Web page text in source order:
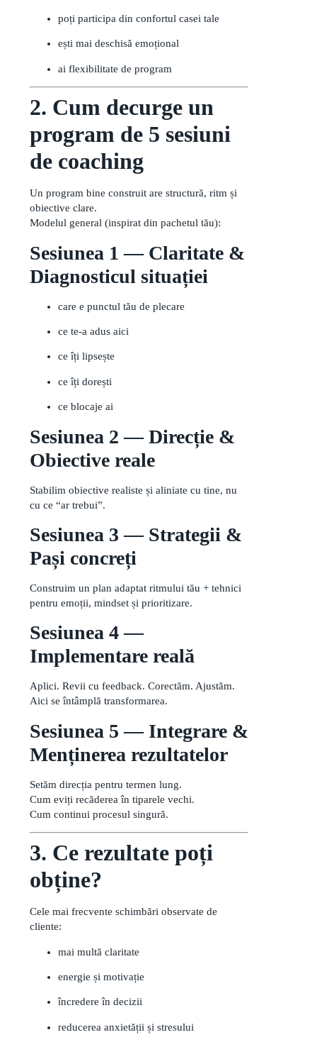
poți participa din confortul casei tale
ești mai deschisă emoțional
ai flexibilitate de program
2. Cum decurge un
program de 5 sesiuni
de coaching
Un program bine construit are structură, ritm și
obiective clare.
Modelul general (inspirat din pachetul tău):
Sesiunea 1 — Claritate &
Diagnosticul situației
care e punctul tău de plecare
ce te-a adus aici
ce îți lipsește
ce îți dorești
ce blocaje ai
Sesiunea 2 — Direcție &
Obiective reale
Stabilim obiective realiste și aliniate cu tine, nu
cu ce “ar trebui”.
Sesiunea 3 — Strategii &
Pași concreți
Construim un plan adaptat ritmului tău + tehnici
pentru emoții, mindset și prioritizare.
Sesiunea 4 —
Implementare reală
Aplici. Revii cu feedback. Corectăm. Ajustăm.
Aici se întâmplă transformarea.
Sesiunea 5 — Integrare &
Menținerea rezultatelor
Setăm direcția pentru termen lung.
Cum eviți recăderea în tiparele vechi.
Cum continui procesul singură.
3. Ce rezultate poți
obține?
Cele mai frecvente schimbări observate de
cliente:
mai multă claritate
energie și motivație
încredere în decizii
reducerea anxietății și stresului